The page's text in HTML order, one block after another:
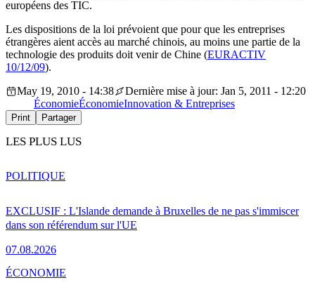
européens des TIC.
Les dispositions de la loi prévoient que pour que les entreprises
étrangères aient accès au marché chinois, au moins une partie de la
technologie des produits doit venir de Chine (EURACTIV
10/12/09).
May 19, 2010 - 14:38
Dernière mise à jour: Jan 5, 2011 - 12:20
ÉconomieÉconomieInnovation & Entreprises
Print Partager
LES PLUS LUS
EXCLUSIF : L'Islande demande à Bruxelles de ne pas s'immiscer
dans son référendum sur l'UE
07.08.2026
POLITIQUE
ÉCONOMIE